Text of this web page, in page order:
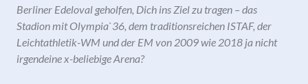
Berliner Edeloval geholfen, Dich ins Ziel zu tragen – das
Stadion mit Olympia`36, dem traditionsreichen ISTAF, der
Leichtathletik-WM und der EM von 2009 wie 2018 ja nicht
irgendeine x-beliebige Arena?